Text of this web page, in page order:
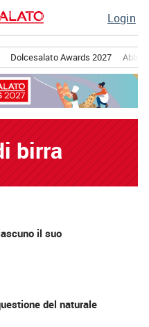
Login
Dolcesalato Awards 2027
birra
il suo
del naturale